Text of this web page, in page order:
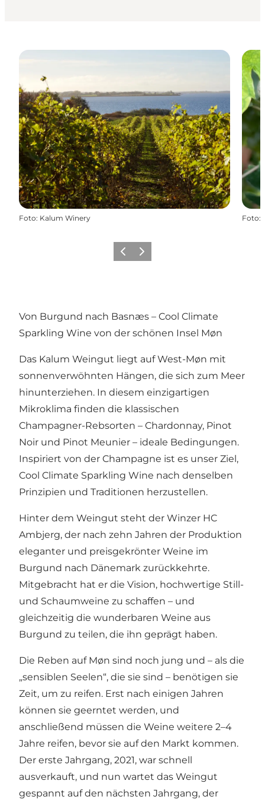
Foto: Kalum Winery Foto:
ZurückWeiter
Von Burgund nach Basnæs – Cool Climate
Sparkling Wine von der schönen Insel Møn
Das Kalum Weingut liegt auf West-Møn mit
sonnenverwöhnten Hängen, die sich zum Meer
hinunterziehen. In diesem einzigartigen
Mikroklima finden die klassischen
Champagner-Rebsorten – Chardonnay, Pinot
Noir und Pinot Meunier – ideale Bedingungen.
Inspiriert von der Champagne ist es unser Ziel,
Cool Climate Sparkling Wine nach denselben
Prinzipien und Traditionen herzustellen.
Hinter dem Weingut steht der Winzer HC
Ambjerg, der nach zehn Jahren der Produktion
eleganter und preisgekrönter Weine im
Burgund nach Dänemark zurückkehrte.
Mitgebracht hat er die Vision, hochwertige Still-
und Schaumweine zu schaffen – und
gleichzeitig die wunderbaren Weine aus
Burgund zu teilen, die ihn geprägt haben.
Die Reben auf Møn sind noch jung und – als die
„sensiblen Seelen“, die sie sind – benötigen sie
Zeit, um zu reifen. Erst nach einigen Jahren
können sie geerntet werden, und
anschließend müssen die Weine weitere 2–4
Jahre reifen, bevor sie auf den Markt kommen.
Der erste Jahrgang, 2021, war schnell
ausverkauft, und nun wartet das Weingut
gespannt auf den nächsten Jahrgang, der